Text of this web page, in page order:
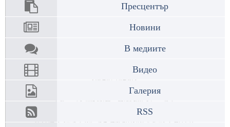
Пресцентър
Новини
В медиите
Видео
Галерия
RSS